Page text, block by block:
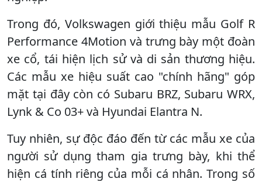
Trong đó, Volkswagen giới thiệu mẫu Golf R
Performance 4Motion và trưng bày một đoàn
xe cổ, tái hiện lịch sử và di sản thương hiệu.
Các mẫu xe hiệu suất cao "chính hãng" góp
mặt tại đây còn có Subaru BRZ, Subaru WRX,
Lynk & Co 03+ và Hyundai Elantra N.
Tuy nhiên, sự độc đáo đến từ các mẫu xe của
người sử dụng tham gia trưng bày, khi thể
hiện cá tính riêng của mỗi cá nhân. Trong số